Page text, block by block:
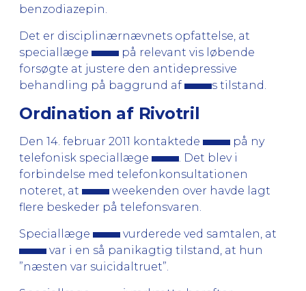
benzodiazepin.
Det er disciplinærnævnets opfattelse, at
speciallæge
på relevant vis løbende
forsøgte at justere den antidepressive
behandling på baggrund af
s tilstand.
Ordination af Rivotril
Den 14. februar 2011 kontaktede
på ny
telefonisk speciallæge
. Det blev i
forbindelse med telefonkonsultationen
noteret, at
weekenden over havde lagt
flere beskeder på telefonsvaren.
Speciallæge
vurderede ved samtalen, at
var i en så panikagtig tilstand, at hun
”næsten var suicidaltruet”.